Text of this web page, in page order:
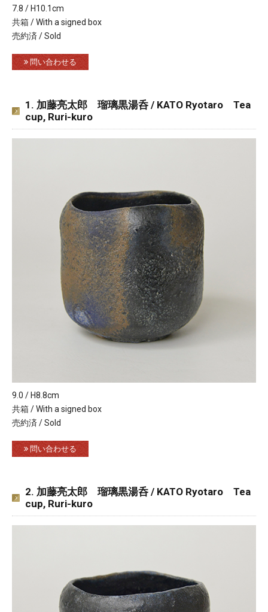
7.8 / H10.1cm
共箱 / With a signed box
売約済 / Sold
問い合わせる
1. 加藤亮太郎 瑠璃黒湯呑 / KATO Ryotaro Tea
cup, Ruri-kuro
9.0 / H8.8cm
共箱 / With a signed box
売約済 / Sold
問い合わせる
2. 加藤亮太郎 瑠璃黒湯呑 / KATO Ryotaro Tea
cup, Ruri-kuro